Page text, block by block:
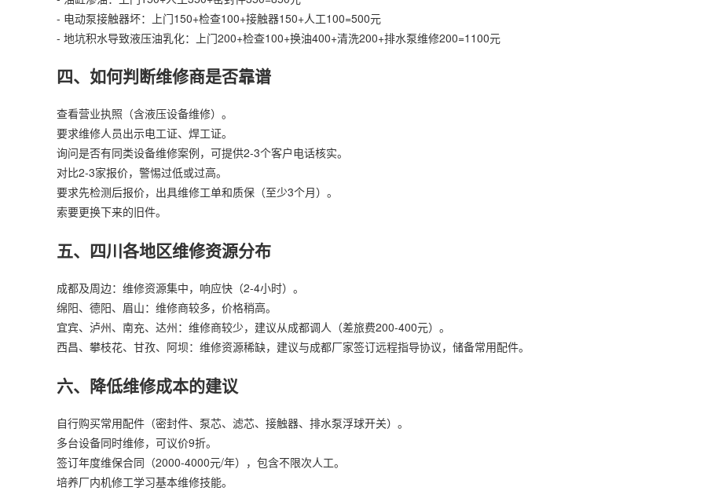
- 电动泵接触器坏：上门150+检查100+接触器150+人工100=500元
- 地坑积水导致液压油乳化：上门200+检查100+换油400+清洗200+排水泵维修200=1100元
四、如何判断维修商是否靠谱
查看营业执照（含液压设备维修）。
要求维修人员出示电工证、焊工证。
询问是否有同类设备维修案例，可提供2-3个客户电话核实。
对比2-3家报价，警惕过低或过高。
要求先检测后报价，出具维修工单和质保（至少3个月）。
索要更换下来的旧件。
五、四川各地区维修资源分布
成都及周边：维修资源集中，响应快（2-4小时）。
绵阳、德阳、眉山：维修商较多，价格稍高。
宜宾、泸州、南充、达州：维修商较少，建议从成都调人（差旅费200-400元）。
西昌、攀枝花、甘孜、阿坝：维修资源稀缺，建议与成都厂家签订远程指导协议，储备常用配件。
六、降低维修成本的建议
自行购买常用配件（密封件、泵芯、滤芯、接触器、排水泵浮球开关）。
多台设备同时维修，可议价9折。
签订年度维保合同（2000-4000元/年），包含不限次人工。
培养厂内机修工学习基本维修技能。